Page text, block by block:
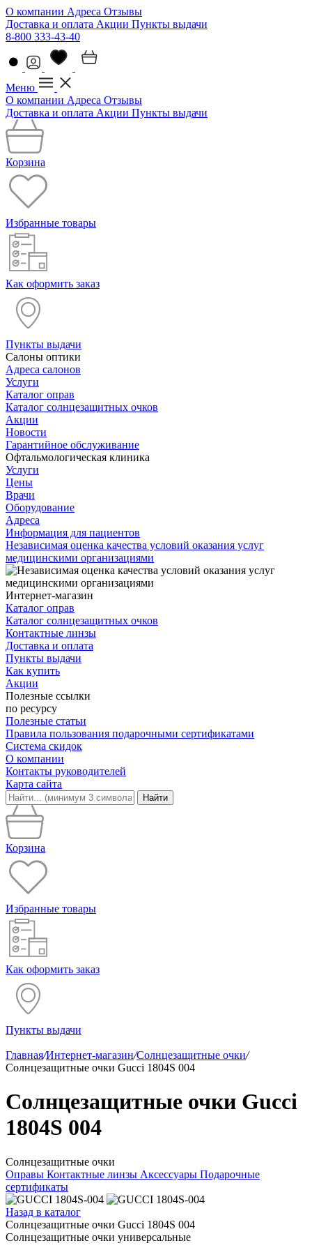
О компании Адреса Отзывы
Доставка и оплата Акции Пункты выдачи
8-800 333-43-40
Меню
О компании Адреса Отзывы
Доставка и оплата Акции Пункты выдачи
Корзина
Избранные товары
Как оформить заказ
Пункты выдачи
Салоны оптики
Адреса салонов
Услуги
Каталог оправ
Каталог солнцезащитных очков
Акции
Новости
Гарантийное обслуживание
Офтальмологическая клиника
Услуги
Цены
Врачи
Оборудование
Адреса
Информация для пациентов
Независимая оценка качества условий оказания услуг
медицинскими организациями
Интернет-магазин
Каталог оправ
Каталог солнцезащитных очков
Контактные линзы
Доставка и оплата
Пункты выдачи
Как купить
Акции
Полезные ссылки
по ресурсу
Полезные статьи
Правила пользования подарочными сертификатами
Система скидок
О компании
Контакты руководителей
Карта сайта
Найти
Корзина
Избранные товары
Как оформить заказ
Пункты выдачи
Главная/Интернет-магазин/Солнцезащитные очки/
Солнцезащитные очки Gucci 1804S 004
Солнцезащитные очки Gucci
1804S 004
Солнцезащитные очки
Оправы Контактные линзы Аксессуары Подарочные
сертификаты
Назад в каталог
Солнцезащитные очки Gucci 1804S 004
Солнцезащитные очки универсальные